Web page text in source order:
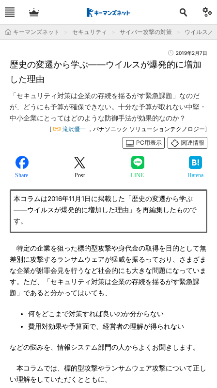
キーマンズネット セキュリティ サイバー攻撃の対策 ウイルス／
2019年2月7日
歴史の変遷から学ぶ――ウイルスが爆発的に増加
した理由
「セキュリティ対策は企業の存続を揺るがす緊急課題」なのだ
が、どうにも予算が確保できない。十分な予算が取れない中堅・
中小企業にとってはどのような防御手法が効果的なのか？
[ 滝沢優一 ，パナソニック ソリューションテクノロジー]
PC用表示
関連情報
Share Post LINE Hatena
本コラムは2016年11月1日に掲載した「歴史の変遷から学ぶ
――ウイルスが爆発的に増加した理由」を再編集したもので
す。
特定の企業を狙った標的型攻撃や身代金の取得を目的として無
差別に攻撃するランサムウェアが猛威を振るっており、さまざま
な企業が謝罪会見を行うなど社会的にも大きな問題になっていま
す。ただ、「セキュリティ対策は企業の存続を揺るがす緊急課
題」であると分かってはいても、
何をどこまで対策すれば良いのか分からない
費用対効果や予算面で、経営者の理解が得られない
などの悩みを、情報システム部門の人からよくお聞きします。
本コラムでは、標的型攻撃やランサムウェア攻撃について正し
い理解をしていただくとともに、